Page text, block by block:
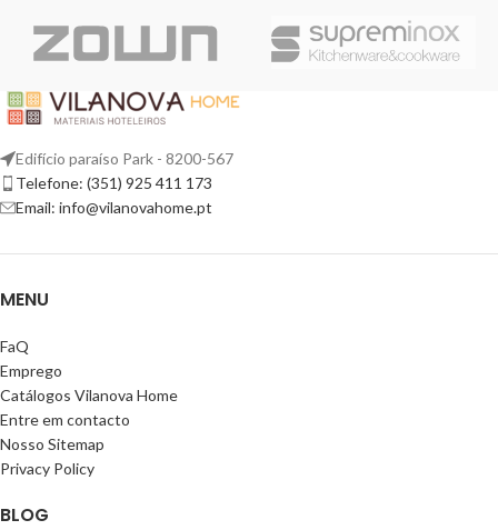
Edifício paraíso Park - 8200-567
Telefone: (351) 925 411 173
Email: info@vilanovahome.pt
MENU
FaQ
Emprego
Catálogos Vilanova Home
Entre em contacto
Nosso Sitemap
Privacy Policy
BLOG